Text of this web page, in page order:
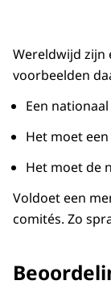
Wereldwijd zijn
voorbeelden
Een
Het moet
Het moet de
Voldoet een
comités. Zo